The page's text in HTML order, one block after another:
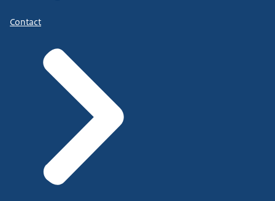
Contact